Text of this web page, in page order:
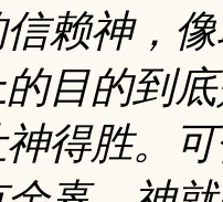
赖神，
目的到
得胜。